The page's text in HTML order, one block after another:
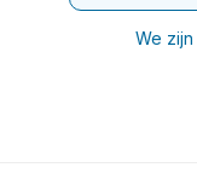
We zijn